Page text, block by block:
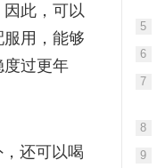
此，可以
用，能够
过更年
还可以喝
5
6
7
8
9